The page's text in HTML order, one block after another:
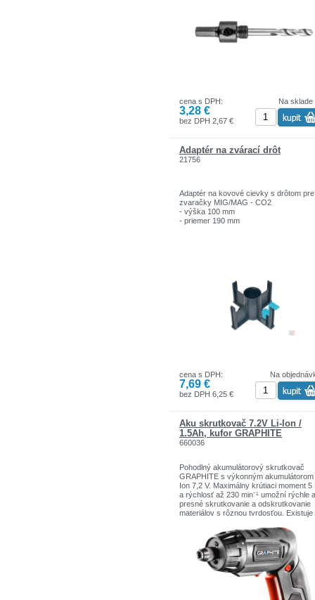
Na sklade
cena s DPH:
3,28 €
bez DPH 2,67 €
Adaptér na zvárací drôt
21756
Adaptér na kovové cievky s drôtom pre
zvaračky MIG/MAG - CO2
- výška 100 mm
- priemer 190 mm
Na
cena s DPH:
7,69 €
bez DPH 6,25 €
Aku skrutkovač 7.2V Li-Ion /
1.5Ah, kufor GRAPHITE
660036
Pohodlný akumulátorový skrutkovač
GRAPHITE s výkonným akumulátorom
Ion 7,2 V. Maximálny krútiaci moment 5
a rýchlosť až 230 min⁻¹ umožní rýchle a
presné skrutkovanie a odskrutkovanie
materiálov s rôznou tvrdosťou. Existuje
šesťuholníkový magnetický držiak 1/4"-
výmena koncoviek je rýchla, pretože sa
vykonáva bez použitia nástrojov
najmä pri malých prácach, je lomená
rukoväť pokrytá protišmykovým
Skrutkovanie v tesných a tmavých
priestoroch uľahčuje funkcia svietidla.
nabíjania batérie je 3-5 hodín, o nabíjaní